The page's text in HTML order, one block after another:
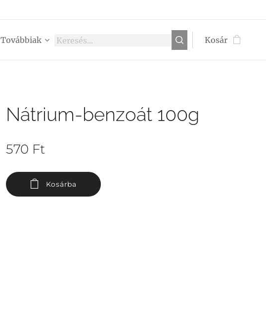
Továbbiak Kosár
Nátrium-benzoát 100g
570 Ft
Kosárba